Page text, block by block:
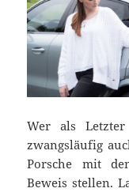
Wer als
zwangsläufig
Porsche mit
Beweis stellen.